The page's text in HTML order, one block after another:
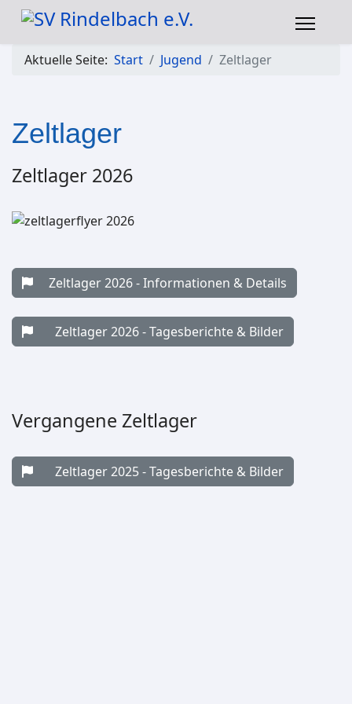
Aktuelle Seite: Start Jugend Zeltlager
Zeltlager
Zeltlager 2026
Zeltlager 2026 - Informationen & Details
Zeltlager 2026 - Tagesberichte & Bilder
Vergangene Zeltlager
Zeltlager 2025 - Tagesberichte & Bilder